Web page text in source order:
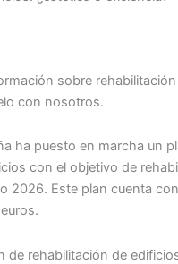
sobre
con nosotros.
ha puesto en marcha un
con el objetivo de
2026. Este plan cuenta
de rehabilitación de